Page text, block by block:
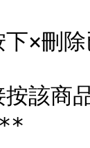
×刪除
該商